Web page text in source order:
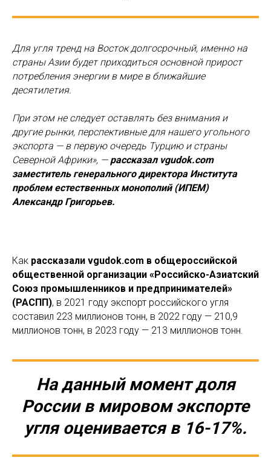
Для угля тренд на Восток долгосрочный, именно на
страны Азии будет приходиться основной прирост
потребления энергии в мире в ближайшие
десятилетия.
При этом не следует оставлять без внимания и
другие рынки, перспективные для нашего угольного
экспорта — в первую очередь Турцию и страны
Северной Африки», — рассказал vgudok.com
заместитель генерального директора Института
проблем естественных монополий (ИПЕМ)
Александр Григорьев.
Как рассказали vgudok.com в общероссийской
общественной организации «Российско-Азиатский
Союз промышленников и предпринимателей»
(РАСПП), в 2021 году экспорт российского угля
составил 223 миллионов тонн, в 2022 году — 210,9
миллионов тонн, в 2023 году — 213 миллионов тонн.
На данный момент доля
России в мировом экспорте
угля оценивается в 16-17%.